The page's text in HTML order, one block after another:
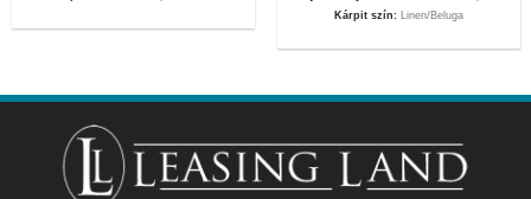
Kárpit szín:Linen/Beluga